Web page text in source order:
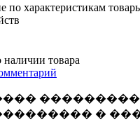
по характеристикам
товара
�